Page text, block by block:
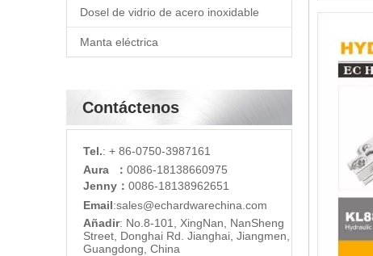
Dosel de vidrio de acero inoxidable
Manta eléctrica
Contáctenos
Tel.: + 86-0750-3987161
Aura ： 0086-18138660975
Jenny： 0086-18138962651
Email:sales@echardwarechina.com
Añadir: No.8-101, XingNan, NanSheng
Street, Donghai Rd. Jianghai, Jiangmen,
Guangdong, China